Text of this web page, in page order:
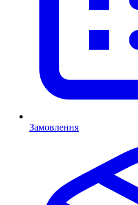
Замовлення